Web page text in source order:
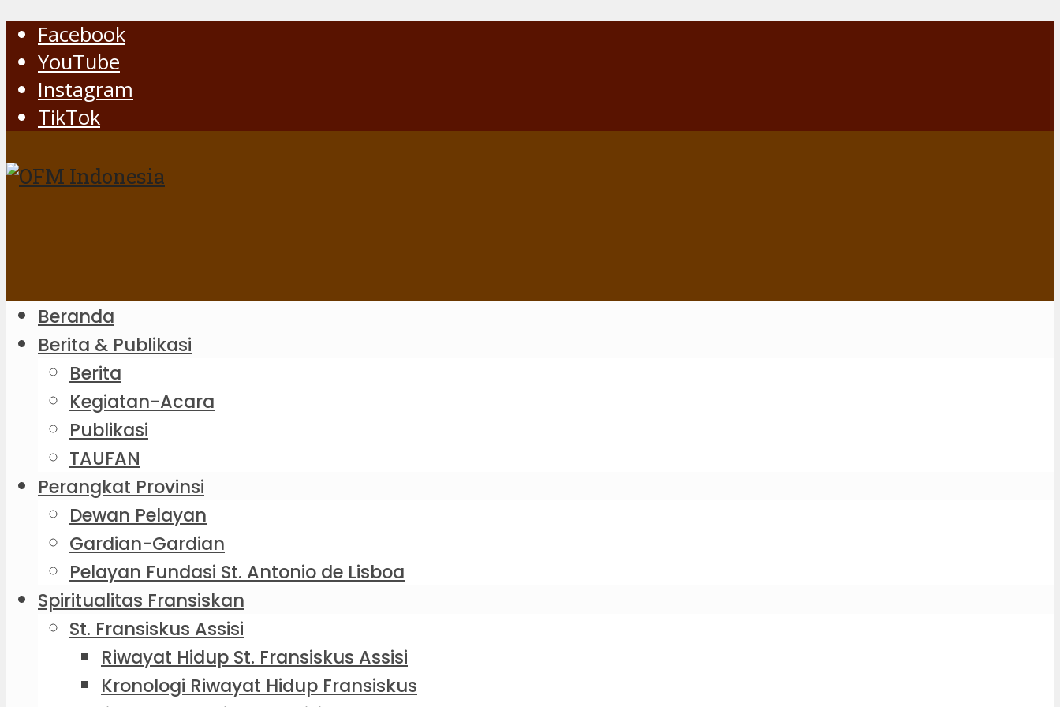
Facebook
YouTube
Instagram
TikTok
Beranda
Berita & Publikasi
Berita
Kegiatan-Acara
Publikasi
TAUFAN
Perangkat Provinsi
Dewan Pelayan
Gardian-Gardian
Pelayan Fundasi St. Antonio de Lisboa
Spiritualitas Fransiskan
St. Fransiskus Assisi
Riwayat Hidup St. Fransiskus Assisi
Kronologi Riwayat Hidup Fransiskus